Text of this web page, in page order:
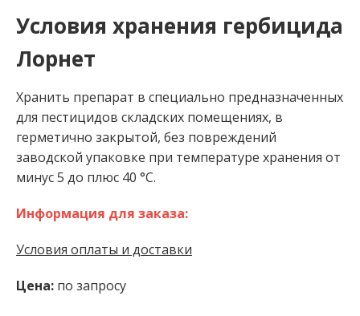
Условия хранения гербицида
Лорнет
Хранить препарат в специально предназначенных
для пестицидов складских помещениях, в
герметично закрытой, без повреждений
заводской упаковке при температуре хранения от
минус 5 до плюс 40 °C.
Информация для заказа:
Условия оплаты и доставки
Цена: по запросу